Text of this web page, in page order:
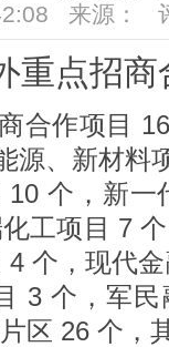
来源：
重点招商
作项目
源、新材料
10 个，新
工项目 7
个，现代
3 个，军
区 26 个，